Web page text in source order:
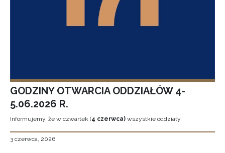
GODZINY OTWARCIA ODDZIAŁÓW 4-
5.06.2026 R.
Informujemy, że w czwartek (4 czerwca) wszystkie oddziały
3 czerwca, 2026